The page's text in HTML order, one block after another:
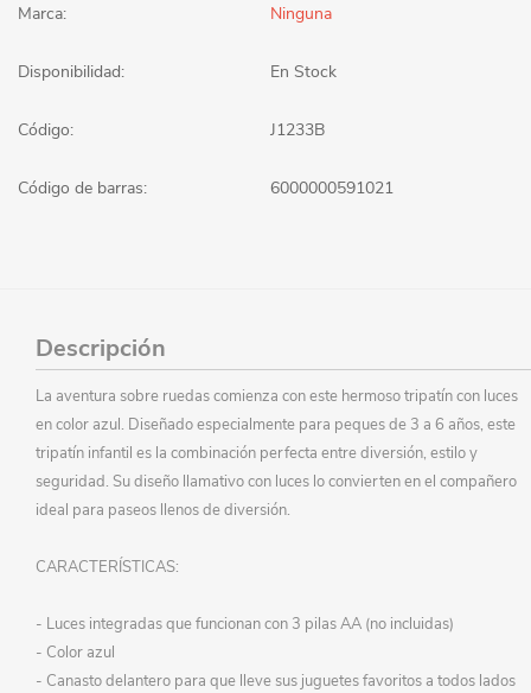
Marca: Ninguna
Disponibilidad: En Stock
Código: J1233B
Código de barras: 6000000591021
Descripción
La aventura sobre ruedas comienza con este hermoso tripatín con luces
en color azul. Diseñado especialmente para peques de 3 a 6 años, este
tripatín infantil es la combinación perfecta entre diversión, estilo y
seguridad. Su diseño llamativo con luces lo convierten en el compañero
ideal para paseos llenos de diversión.
CARACTERÍSTICAS:
- Luces integradas que funcionan con 3 pilas AA (no incluidas)
- Color azul
- Canasto delantero para que lleve sus juguetes favoritos a todos lados